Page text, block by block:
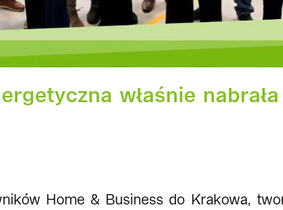
właśnie
Home & Business do Krakowa,